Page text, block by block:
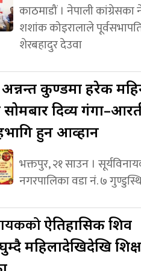
काठमाडौं । नेपाली कांग्रेसका
शशांक कोइरालाले
शेरबहादुर देउवा
अन्नन्त कुण्डमा हरेक
दिव्य
हुन आव्हान
भक्तपुर, २१ साउन ।
नगरपालिका वडा नं. ७
ऐतिहासिक शिव
महिलादेखिदेखि